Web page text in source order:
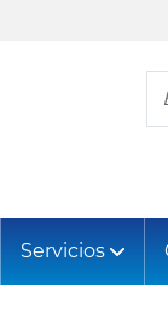
Servicios